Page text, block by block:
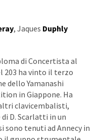
, Jaques Duphly
di Concertista al
203 ha vinto il terzo
dello Yamanashi
in Giappone. Ha
clavicembalisti,
D. Scarlatti in un
sono tenuti ad Annecy in